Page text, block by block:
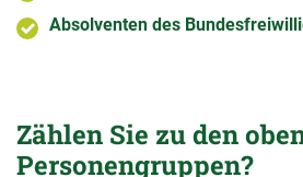
Absolventen des
Zählen Sie zu den
Personengruppen?